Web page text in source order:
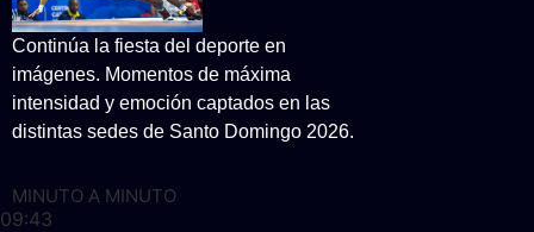
Continúa la fiesta del deporte en
imágenes. Momentos de máxima
intensidad y emoción captados en las
distintas sedes de Santo Domingo 2026.
MINUTO A MINUTO
09:43